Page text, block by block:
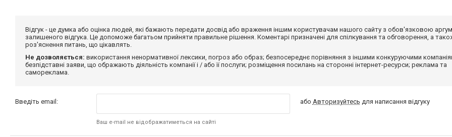
Відгук - це думка або оцінка людей, які бажають передати досвід або враження іншим користувачам нашого сайту з обов'язковою
залишеного відгука. Це допоможе багатьом прийняти правильне рішення. Коментарі призначені для спілкування та обговорення, а
роз'яснення питань, що цікавлять.
Не дозволяється: використання ненормативної лексики, погроз або образ; безпосереднє порівняння з іншими конкуруючими
безпідставні заяви, що ображають діяльність компанії і / або її послуги; розміщення посилань на сторонні інтернет-ресурси; реклама та
самореклама.
Введіть email:
Ваш e-mail не відображатиметься на сайті
або Авторизуйтесь для написання відгуку